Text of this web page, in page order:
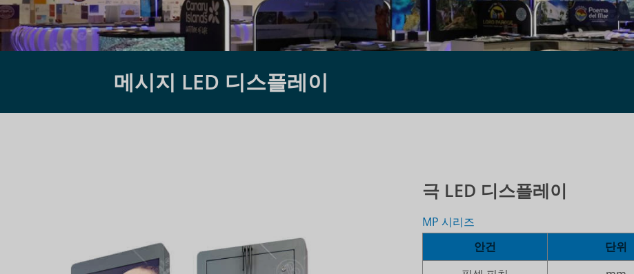
메시지 LED 디스플레이
극 LED 디스플레이
MP 시리즈
안건
단위